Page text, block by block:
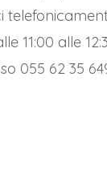
11:00 alle
055 62 35